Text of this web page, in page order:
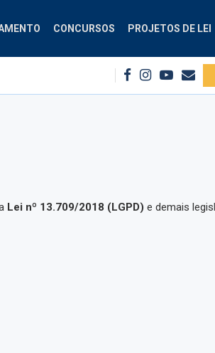
CONCURSOS PROJETOS DE LEI
Comissão debate
Lei nº 13.709/2018 (LGPD) e demais